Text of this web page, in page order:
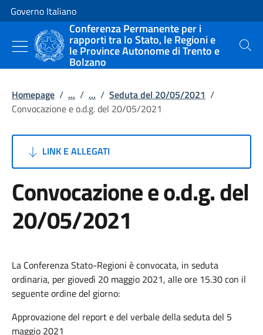
Vai al contenuto
Vai alla navigazione del sito
Governo Italiano
Conferenza Permanente per i
rapporti tra lo Stato, le Regioni e
le Province Autonome di Trento e
Bolzano
Cerca
Homepage / ... / ... / Seduta del 20/05/2021 /
Convocazione e o.d.g. del 20/05/2021
LINK E ALLEGATI
Convocazione e o.d.g. del
20/05/2021
La Conferenza Stato-Regioni è convocata, in seduta
ordinaria, per giovedì 20 maggio 2021, alle ore 15.30 con il
seguente ordine del giorno:
Approvazione del report e del verbale della seduta del 5
maggio 2021